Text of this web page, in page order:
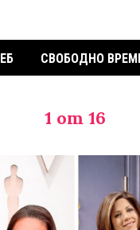
СВОБОДНО
1 от 16